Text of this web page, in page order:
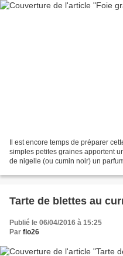
Il est encore temps de préparer
simples petites graines apportent
de nigelle (ou cumin noir) un
Tarte de blettes au
Publié le 06/04/2016 à 15:25
Par flo26